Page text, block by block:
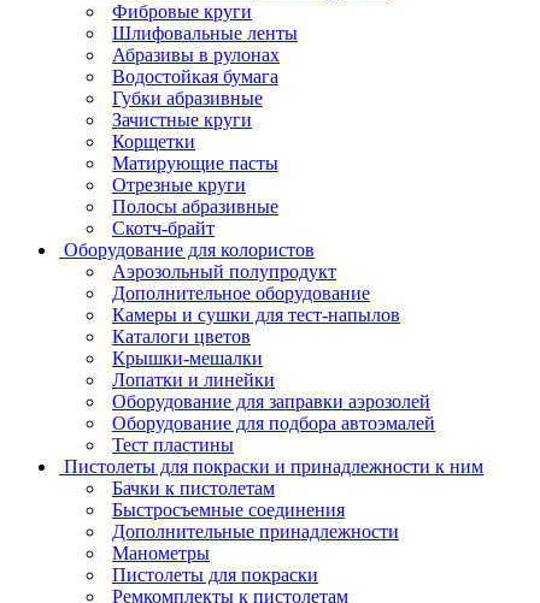
Фибровые круги
Шлифовальные ленты
Абразивы в рулонах
Водостойкая бумага
Губки абразивные
Зачистные круги
Корщетки
Матирующие пасты
Отрезные круги
Полосы абразивные
Скотч-брайт
Оборудование для колористов
Аэрозольный полупродукт
Дополнительное оборудование
Камеры и сушки для тест-напылов
Каталоги цветов
Крышки-мешалки
Лопатки и линейки
Оборудование для заправки аэрозолей
Оборудование для подбора автоэмалей
Тест пластины
Пистолеты для покраски и принадлежности к ним
Бачки к пистолетам
Быстросъемные соединения
Дополнительные принадлежности
Манометры
Пистолеты для покраски
Ремкомплекты к пистолетам